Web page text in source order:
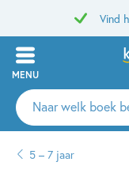
Vind
MENU
Zoeken
naar
auteurs
5 – 7 jaar